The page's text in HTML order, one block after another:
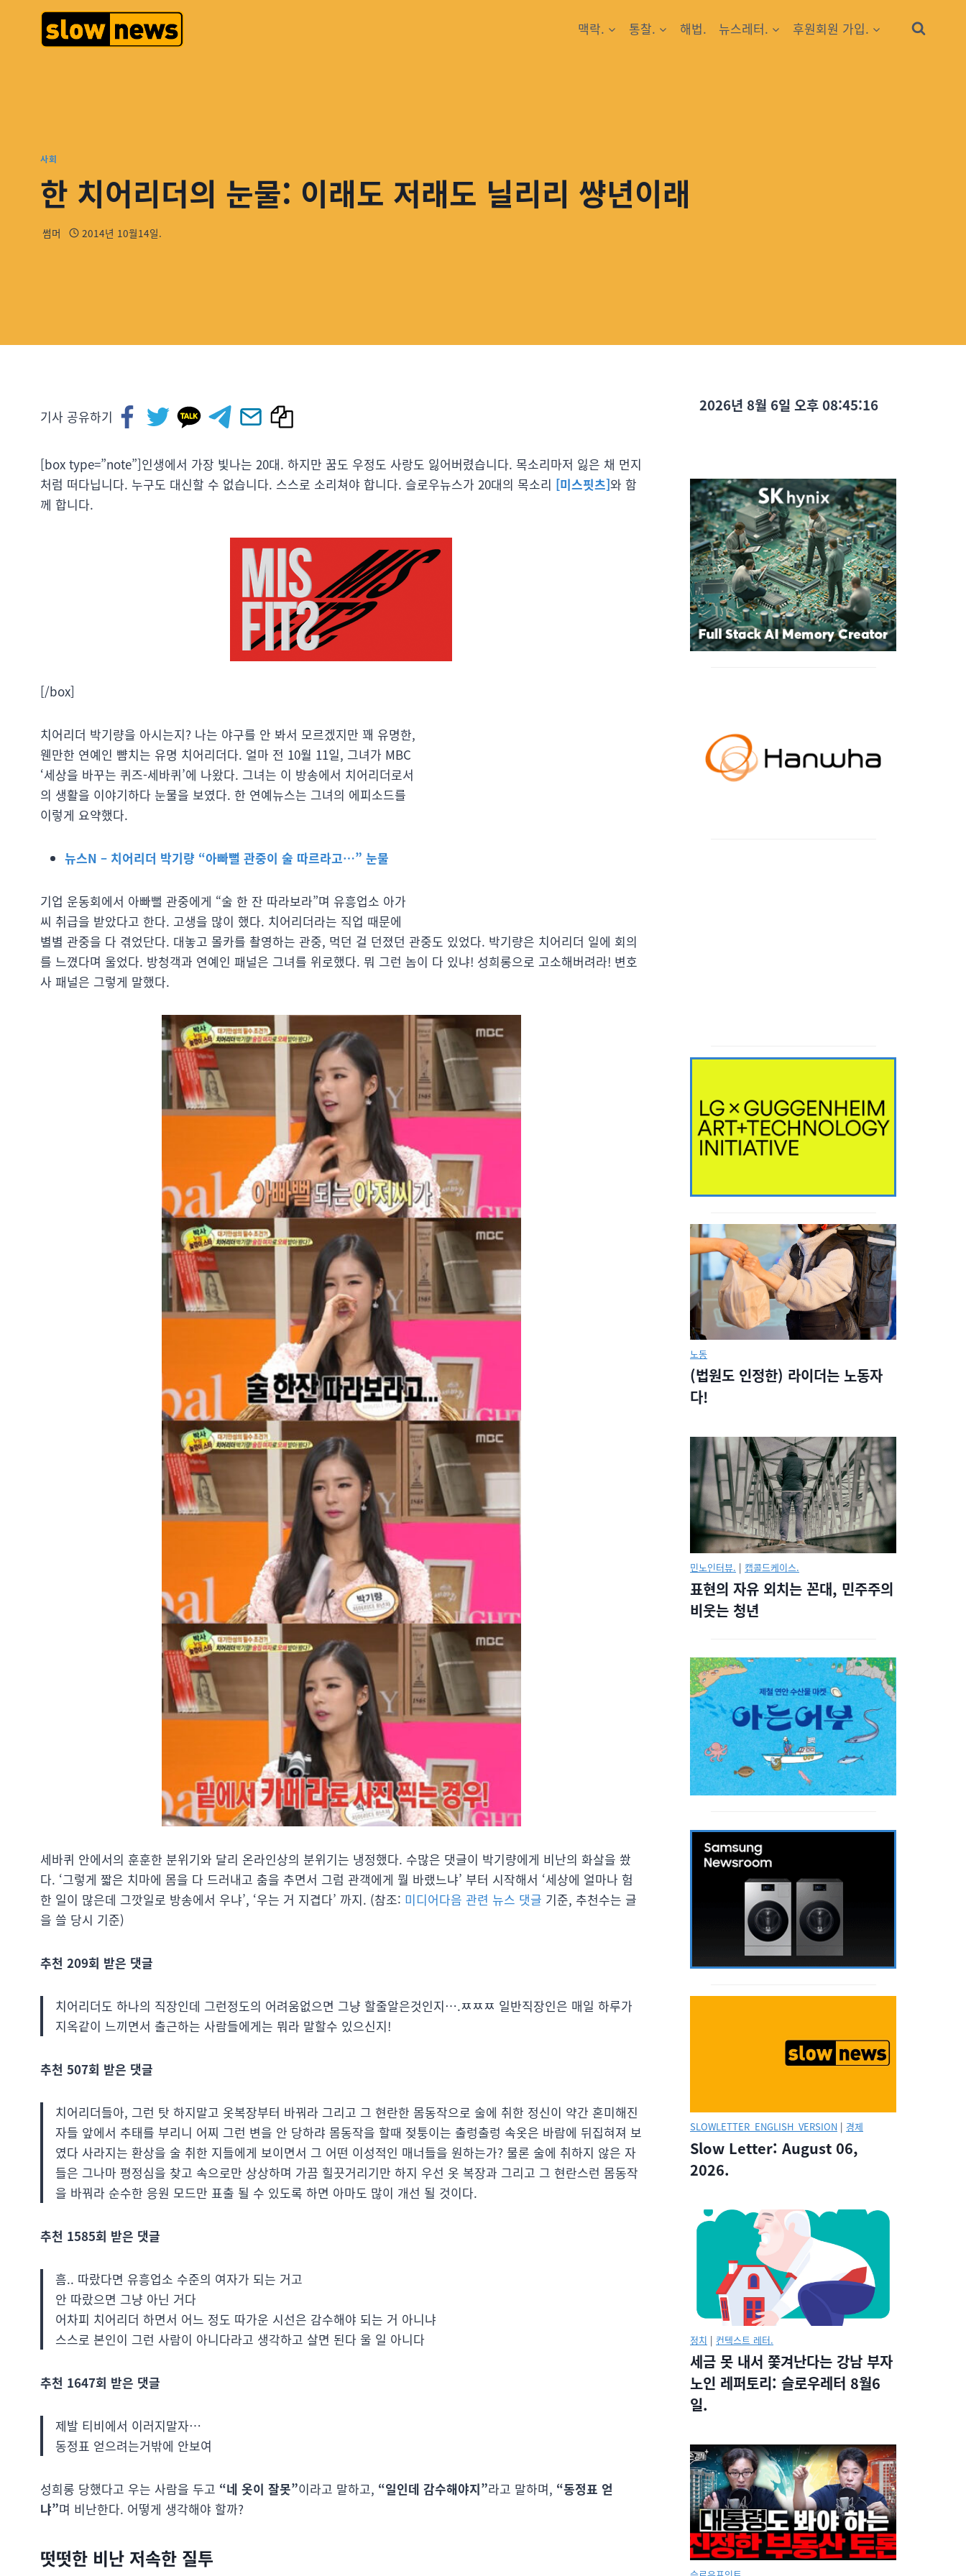
맥락. 통찰. 해법. 뉴스레터. 후원회원 가입.
사회
한 치어리더의 눈물: 이래도 저래도 닐리리 썅년이래
썸머 2014년 10월14일.
기사 공유하기
[box type=”note”]인생에서 가장 빛나는 20대. 하지만 꿈도 우정도 사랑도 잃어버렸습니다. 목소리마저 잃은 채 먼지
처럼 떠다닙니다. 누구도 대신할 수 없습니다. 스스로 소리쳐야 합니다. 슬로우뉴스가 20대의 목소리 [미스핏츠]와 함
께 합니다.
[/box]
치어리더 박기량을 아시는지? 나는 야구를 안 봐서 모르겠지만 꽤 유명한,
웬만한 연예인 뺨치는 유명 치어리더다. 얼마 전 10월 11일, 그녀가 MBC
‘세상을 바꾸는 퀴즈-세바퀴’에 나왔다. 그녀는 이 방송에서 치어리더로서
의 생활을 이야기하다 눈물을 보였다. 한 연예뉴스는 그녀의 에피소드를
이렇게 요약했다.
뉴스N – 치어리더 박기량 “아빠뻘 관중이 술 따르라고…” 눈물
기업 운동회에서 아빠뻘 관중에게 “술 한 잔 따라보라”며 유흥업소 아가
씨 취급을 받았다고 한다. 고생을 많이 했다. 치어리더라는 직업 때문에
별별 관중을 다 겪었단다. 대놓고 몰카를 촬영하는 관중, 먹던 걸 던졌던 관중도 있었다. 박기량은 치어리더 일에 회의
를 느꼈다며 울었다. 방청객과 연예인 패널은 그녀를 위로했다. 뭐 그런 놈이 다 있냐! 성희롱으로 고소해버려라! 변호
사 패널은 그렇게 말했다.
세바퀴 안에서의 훈훈한 분위기와 달리 온라인상의 분위기는 냉정했다. 수많은 댓글이 박기량에게 비난의 화살을 쐈
다. ‘그렇게 짧은 치마에 몸을 다 드러내고 춤을 추면서 그럼 관객에게 뭘 바랬느냐’ 부터 시작해서 ‘세상에 얼마나 험
한 일이 많은데 그깟일로 방송에서 우냐’, ‘우는 거 지겹다’ 까지. (참조: 미디어다음 관련 뉴스 댓글 기준, 추천수는 글
을 쓸 당시 기준)
추천 209회 받은 댓글
치어리더도 하나의 직장인데 그런정도의 어려움없으면 그냥 할줄알은것인지….ㅉㅉㅉ 일반직장인은 매일 하루가
지옥같이 느끼면서 출근하는 사람들에게는 뭐라 말할수 있으신지!
추천 507회 받은 댓글
치어리더들아, 그런 탓 하지말고 옷복장부터 바꿔라 그리고 그 현란한 몸동작으로 술에 취한 정신이 약간 혼미해진
자들 앞에서 추태를 부리니 어찌 그런 변을 안 당하랴 몸동작을 할때 젖퉁이는 출렁출렁 속옷은 바람에 뒤집혀져 보
였다 사라지는 환상을 술 취한 지들에게 보이면서 그 어떤 이성적인 매너들을 원하는가? 물론 술에 취하지 않은 자
들은 그나마 평정심을 찾고 속으로만 상상하며 가끔 힐끗거리기만 하지 우선 옷 복장과 그리고 그 현란스런 몸동작
을 바꿔라 순수한 응원 모드만 표출 될 수 있도록 하면 아마도 많이 개선 될 것이다.
추천 1585회 받은 댓글
흠.. 따랐다면 유흥업소 수준의 여자가 되는 거고
안 따랐으면 그냥 아닌 거다
어차피 치어리더 하면서 어느 정도 따가운 시선은 감수해야 되는 거 아니냐
스스로 본인이 그런 사람이 아니다라고 생각하고 살면 된다 울 일 아니다
추천 1647회 받은 댓글
제발 티비에서 이러지말자…
동정표 얻으려는거밖에 안보여
성희롱 당했다고 우는 사람을 두고 “네 옷이 잘못”이라고 말하고, “일인데 감수해야지”라고 말하며, “동정표 얻
냐”며 비난한다. 어떻게 생각해야 할까?
떳떳한 비난 저속한 질투
2026년 8월 6일 오후 08:45:17
노동
(법원도 인정한) 라이더는 노동자
다!
민노인터뷰. | 캡콜드케이스.
표현의 자유 외치는 꼰대, 민주주의
비웃는 청년
SLOWLETTER_ENGLISH_VERSION | 경제
Slow Letter: August 06,
2026.
정치 | 컨텍스트 레터.
세금 못 내서 쫓겨난다는 강남 부자
노인 레퍼토리: 슬로우레터 8월6
일.